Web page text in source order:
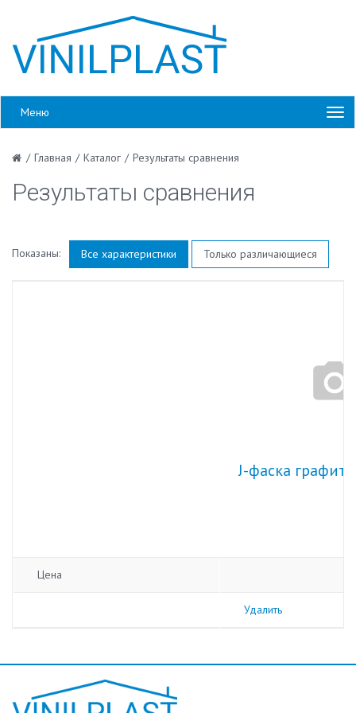
Меню
/ Главная / Каталог / Результаты сравнения
Результаты сравнения
Показаны: Все характеристики Только различающиеся
J-фаска графит
Цена
Удалить